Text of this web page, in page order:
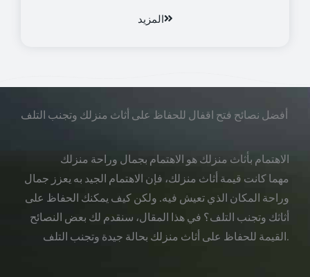
المزيد
أفضل نصائح فتح اقفال للحفاظ على أثاث منزلك وتجنب التلف
الاهتمام بأثاث منزلك هو الاهتمام بجمال وراحة منزلك
مهما كانت قيمة أثاث منزلك، فإن الاهتمام الجيد به يعزز جمال
وراحة المكان الذي تعيش فيه. ولكن كيف يمكنك الحفاظ على
أثاثك وتجنب التلف؟ في هذا المقال، سنقدم لك بعض النصائح
القيمة للحفاظ على أثاث منزلك بحالة جيدة وتجنب التلف.